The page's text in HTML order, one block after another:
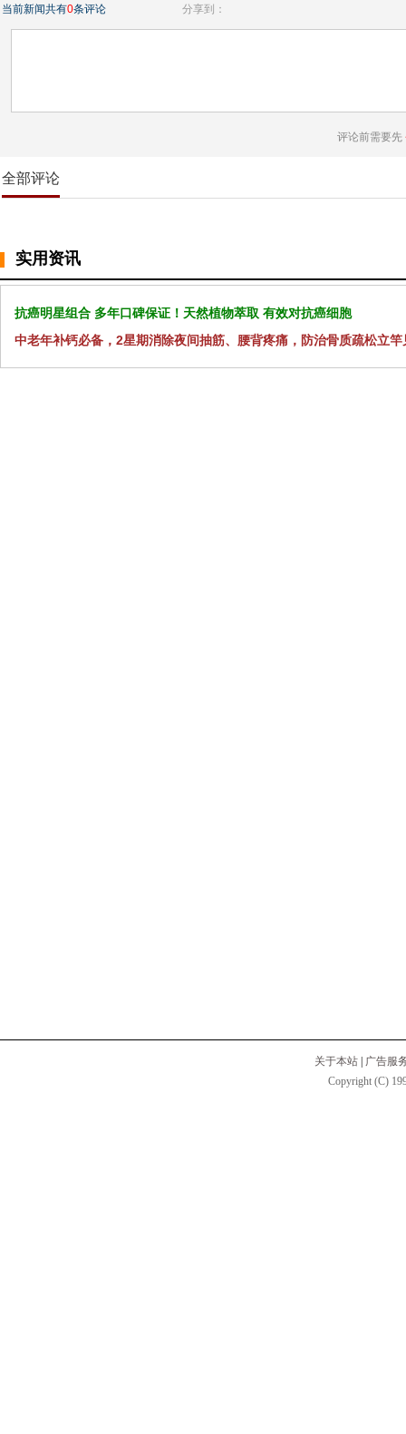
当前新闻共有0条评论 分享到：
评论前需要先
全部评论
实用资讯
抗癌明星组合 多年口碑保证！天然植物萃取 有效对抗癌细胞
中老年补钙必备，2星期消除夜间抽筋、腰背疼痛，防治骨质疏松立竿
关于本站
广告服
Copyright (C)